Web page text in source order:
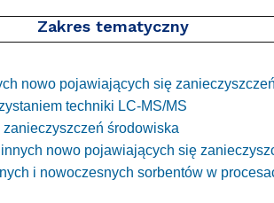
Zakres tematyczny
nowo pojawiających się
techniki LC-MS/MS
środowiska
nowo pojawiających się
i nowoczesnych sorbentów w